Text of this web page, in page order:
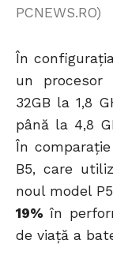
PCNEWS.RO)
În
un procesor
32GB la 1,8
până la 4,8
În
B5, care
noul model
19% în
de viață a